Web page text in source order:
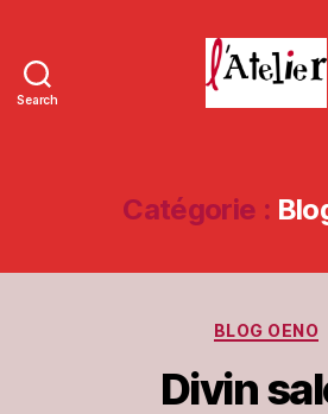
Search
Catégorie :
BLOG OENO
Divin